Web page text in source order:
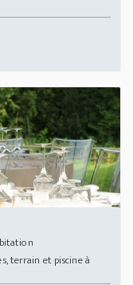
terrain et piscine à